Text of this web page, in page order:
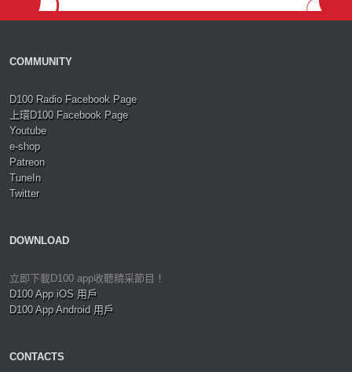
COMMUNITY
D100 Radio Facebook Page
上環D100 Facebook Page
Youtube
e-shop
Patreon
TuneIn
Twitter
DOWNLOAD
立即下載D100 app收聽精采節目！
D100 App iOS 用戶
D100 App Android 用戶
CONTACTS